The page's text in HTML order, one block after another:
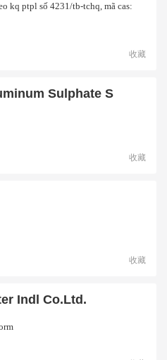
kq ptpl số 4231/tb-tchq, mã cas:
收藏
Sulphate S
收藏
收藏
Indl Co.ltd.